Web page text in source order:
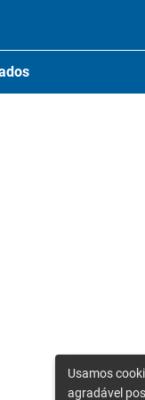
Usamos
agradável